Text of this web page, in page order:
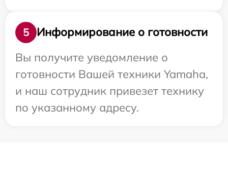
5
Информирование о готовности
Вы получите уведомление о
готовности Вашей техники Yamaha,
и наш сотрудник привезет технику
по указанному адресу.